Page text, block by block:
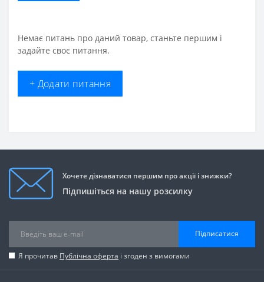
Немає питань про даний товар, станьте першим і
задайте своє питання.
+ Додати питання
Хочете дізнаватися першим про акції і знижки?
Підпишіться на нашу розсилку
Підписатися
Я прочитав Публічна оферта і згоден з вимогами